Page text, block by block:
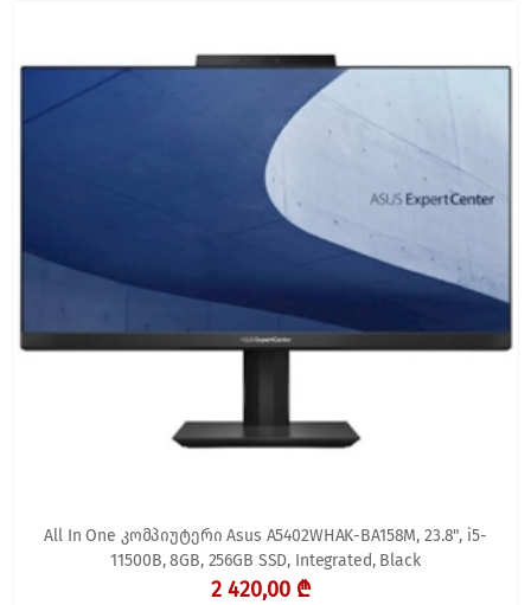
All In One კომპიუტერი Asus A5402WHAK-BA158M, 23.8", i5-
11500B, 8GB, 256GB SSD, Integrated, Black
2 420,00 ₾